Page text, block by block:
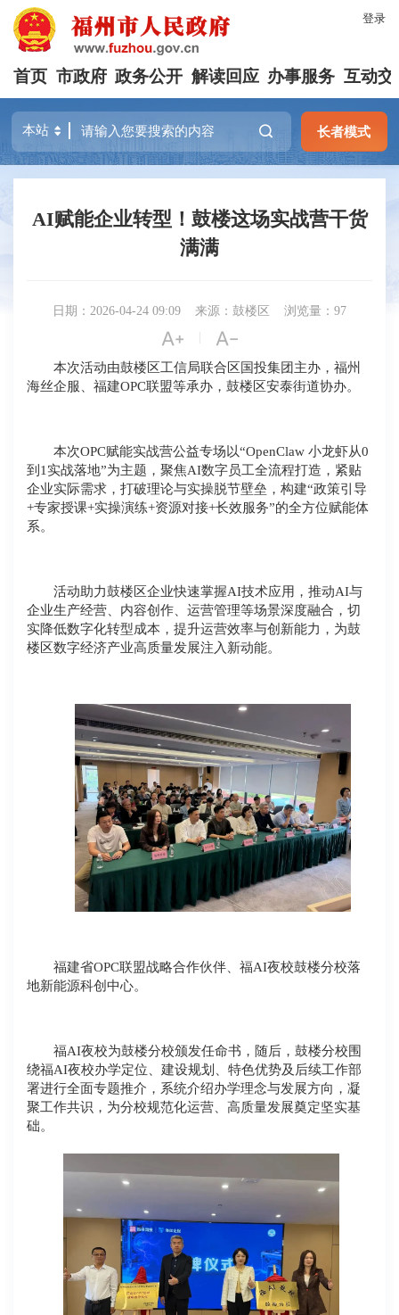
登录
首页 市政府 政务公开 解读回应 办事服务 互动交
长者模式
AI赋能企业转型！鼓楼这场实战营干货
满满
日期：2026-04-24 09:09 来源：鼓楼区 浏览量：97
 | 
本次活动由鼓楼区工信局联合区国投集团主办，福州
海丝企服、福建OPC联盟等承办，鼓楼区安泰街道协办。
本次OPC赋能实战营公益专场以“OpenClaw 小龙虾从0
到1实战落地”为主题，聚焦AI数字员工全流程打造，紧贴
企业实际需求，打破理论与实操脱节壁垒，构建“政策引导
+专家授课+实操演练+资源对接+长效服务”的全方位赋能体
系。
活动助力鼓楼区企业快速掌握AI技术应用，推动AI与
企业生产经营、内容创作、运营管理等场景深度融合，切
实降低数字化转型成本，提升运营效率与创新能力，为鼓
楼区数字经济产业高质量发展注入新动能。
福建省OPC联盟战略合作伙伴、福AI夜校鼓楼分校落
地新能源科创中心。
福AI夜校为鼓楼分校颁发任命书，随后，鼓楼分校围
绕福AI夜校办学定位、建设规划、特色优势及后续工作部
署进行全面专题推介，系统介绍办学理念与发展方向，凝
聚工作共识，为分校规范化运营、高质量发展奠定坚实基
础。